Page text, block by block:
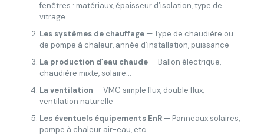
fenêtres : matériaux, épaisseur d’isolation, type de
vitrage
Les systèmes de chauffage— Type de chaudière ou
de pompe à chaleur, année d’installation, puissance
La production d’eau chaude— Ballon électrique,
chaudière mixte, solaire…
La ventilation — VMC simple flux, double flux,
ventilation naturelle
Les éventuels équipements EnR— Panneaux solaires,
pompe à chaleur air-eau, etc.